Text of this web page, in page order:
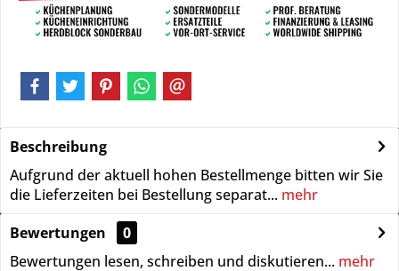
Beschreibung
Aufgrund der aktuell hohen Bestellmenge bitten wir Sie
die Lieferzeiten bei Bestellung separat... mehr
Bewertungen
0
Bewertungen lesen, schreiben und diskutieren... mehr